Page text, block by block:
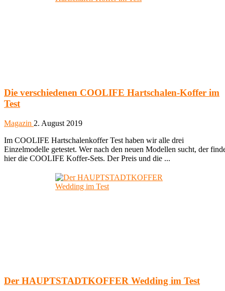
Die verschiedenen COOLIFE Hartschalen-Koffer im
Test
Magazin 2. August 2019
Im COOLIFE Hartschalenkoffer Test haben wir alle drei
Einzelmodelle getestet. Wer nach den neuen Modellen sucht, der
hier die COOLIFE Koffer-Sets. Der Preis und die ...
Der HAUPTSTADTKOFFER Wedding im Test